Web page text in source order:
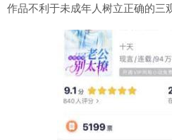
作品不利于未成年人树立正确的三